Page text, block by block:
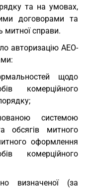
та на умовах,
договорами та
митної справи.
авторизацію АЕО-
щодо
комерційного
системою
обсягів митного
оформлення
комерційного
визначеної (за